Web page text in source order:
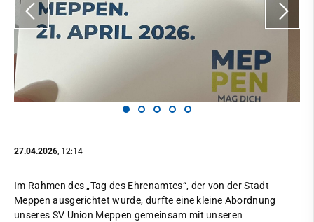
27.04.2026, 12:14
Im Rahmen des „Tag des Ehrenamtes“, der von der Stadt
Meppen ausgerichtet wurde, durfte eine kleine Abordnung
unseres SV Union Meppen gemeinsam mit unseren